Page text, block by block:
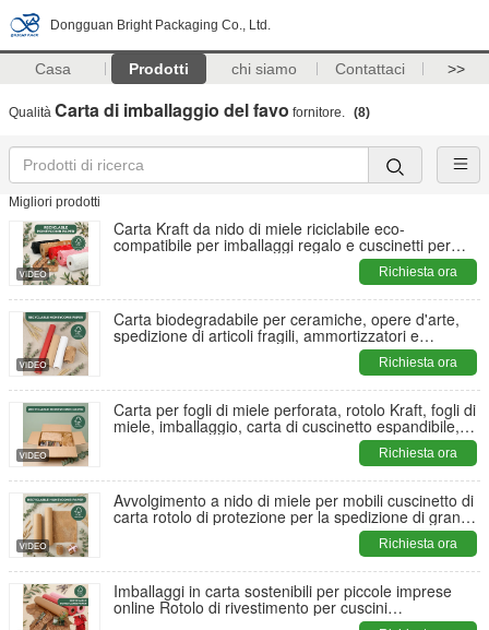
Dongguan Bright Packaging Co., Ltd.
Casa Prodotti chi siamo Contattaci >>
Qualità Carta di imballaggio del favo fornitore. (8)
Migliori prodotti
Carta Kraft da nido di miele riciclabile eco-
compatibile per imballaggi regalo e cuscinetti per
Richiesta ora
Carta biodegradabile per ceramiche, opere d'arte,
spedizione di articoli fragili, ammortizzatori e
Richiesta ora
Carta per fogli di miele perforata, rotolo Kraft, fogli di
miele, imballaggio, carta di cuscinetto espandibile,
Richiesta ora
Avvolgimento a nido di miele per mobili cuscinetto di
carta rotolo di protezione per la spedizione di grandi
Richiesta ora
Imballaggi in carta sostenibili per piccole imprese
online Rotolo di rivestimento per cuscini